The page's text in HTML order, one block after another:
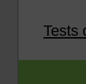
Tests